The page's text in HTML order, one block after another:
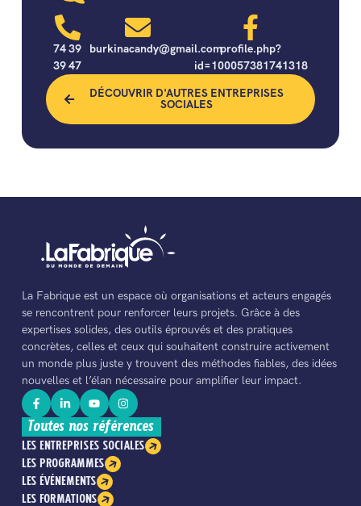
74 39
39 47
burkinacandy@gmail.comprofile.php?
id=100057381741318
DÉCOUVRIR D'AUTRES ENTREPRISES
SOCIALES
La Fabrique est un espace où organisations et acteurs engagés
se rencontrent pour renforcer leurs projets. Grâce à des
expertises solides, des outils éprouvés et des pratiques
concrètes, celles et ceux qui souhaitent construire activement
un monde plus juste y trouvent des méthodes fiables, des idées
nouvelles et l’élan nécessaire pour amplifier leur impact.
Toutes nos références
LES ENTREPRISES SOCIALES
LES PROGRAMMES
LES ÉVÉNEMENTS
LES FORMATIONS